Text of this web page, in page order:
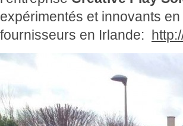
expérimentés et innovants
fournisseurs en Irlande: